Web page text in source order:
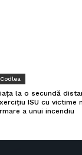
Codlea
la o secundă
ISU cu victime
a unui incendiu